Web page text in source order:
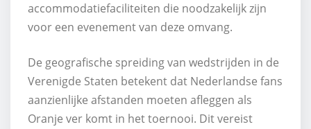
accommodatiefaciliteiten die noodzakelijk zijn
voor een evenement van deze omvang.
De geografische spreiding van wedstrijden in de
Verenigde Staten betekent dat Nederlandse fans
aanzienlijke afstanden moeten afleggen als
Oranje ver komt in het toernooi. Dit vereist